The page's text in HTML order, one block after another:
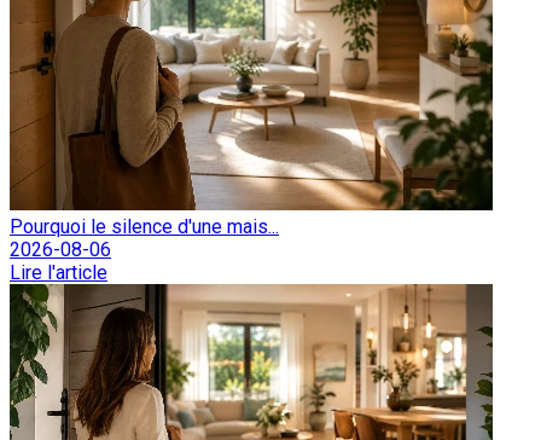
Pourquoi le silence d'une mais...
2026-08-06
Lire l'article